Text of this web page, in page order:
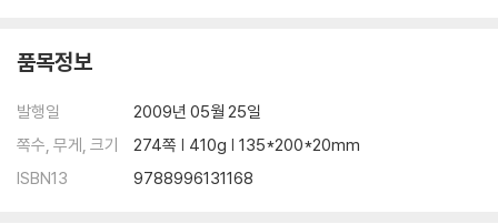
품목정보
발행일
2009년 05월 25일
쪽수, 무게, 크기
274쪽 | 410g | 135*200*20mm
ISBN13
9788996131168